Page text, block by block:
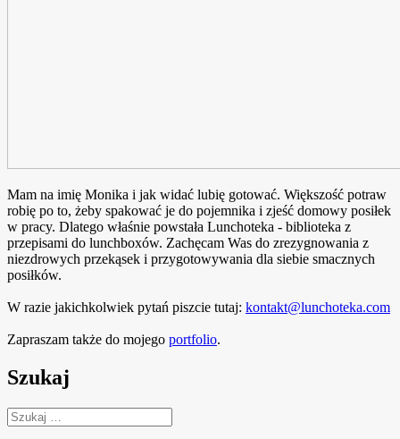
Mam na imię Monika i jak widać lubię gotować. Większość potraw
robię po to, żeby spakować je do pojemnika i zjeść domowy posiłek
w pracy. Dlatego właśnie powstała Lunchoteka - biblioteka z
przepisami do lunchboxów. Zachęcam Was do zrezygnowania z
niezdrowych przekąsek i przygotowywania dla siebie smacznych
posiłków.
W razie jakichkolwiek pytań piszcie tutaj: kontakt@lunchoteka.com
Zapraszam także do mojego portfolio.
Szukaj
Szukaj: